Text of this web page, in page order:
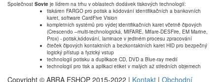
Společnost Sovte je lídrem na trhu v oblastech dodávek tiskových technologií:
tiskáren FARGO pro potisk a kódování identifikačních a bankovních
karet, software CardFive Vision
kompletních systémů pro výdej identifikačních karet včetně čipových
(Crescendo –multi-technologická, MIFARE, Mifare-DESFire, EM Marine,
Prox) - potisk,kódování, laminace v jediném procesu zpracování
čteček čipových kontaktních a bezkontaktních karet HID pro bezpečný
logický přístup a fyzický vstup
technologií potisku a duplikace CD, DVD a Blue-ray medií
technologií pro tisk a aplikaci etiket v malých až středních objemech
Copyright © ABRA ESHOP 2015-2022 | Kontakt | Obchodní